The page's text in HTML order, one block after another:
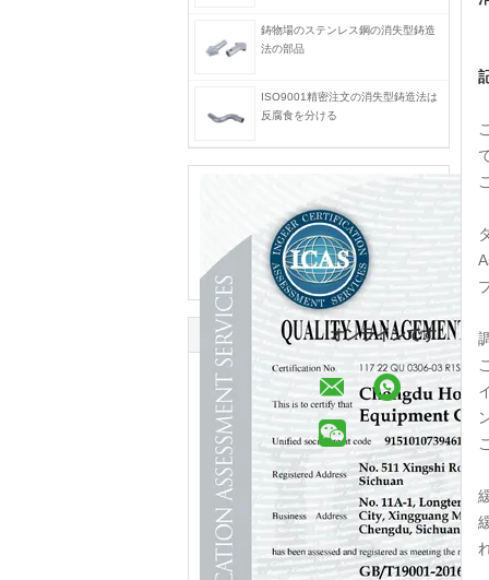
鋳物場のステンレス鋼の消失型鋳造
法の部品
ISO9001精密注文の消失型鋳造法は
反腐食を分ける
オンラインです